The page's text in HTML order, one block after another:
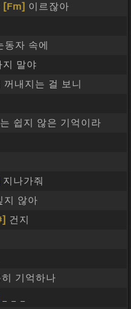
[Fm] 이르잖아
자 속에
지 말야
내지는 걸 보니
쉽지 않은 기억이라
지나가줘
지 않아
건지
기억하나